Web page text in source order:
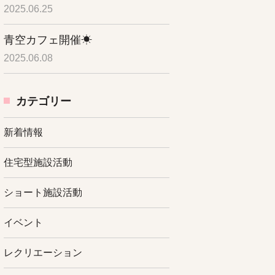
2025.06.25
青空カフェ開催☀
2025.06.08
カテゴリー
新着情報
住宅型施設活動
ショート施設活動
イベント
レクリエーション